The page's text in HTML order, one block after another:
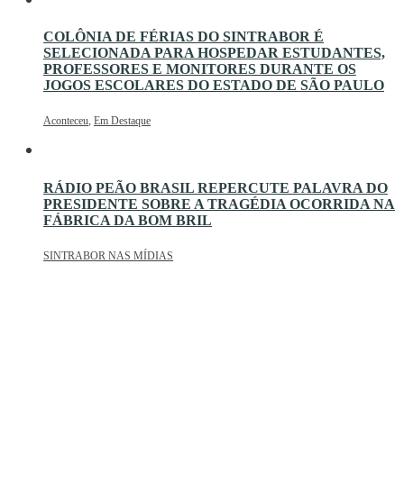
COLÔNIA DE FÉRIAS DO SINTRABOR É
SELECIONADA PARA HOSPEDAR ESTUDANTES,
PROFESSORES E MONITORES DURANTE OS
JOGOS ESCOLARES DO ESTADO DE SÃO PAULO
Aconteceu, Em Destaque
RÁDIO PEÃO BRASIL REPERCUTE PALAVRA DO
PRESIDENTE SOBRE A TRAGÉDIA OCORRIDA NA
FÁBRICA DA BOM BRIL
SINTRABOR NAS MÍDIAS